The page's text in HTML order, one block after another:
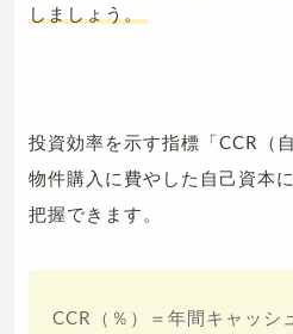
しましょう。
投資効率を示す指標「CCR（
物件購入に費やした自己資本
把握できます。
CCR（％）＝年間キャッシ